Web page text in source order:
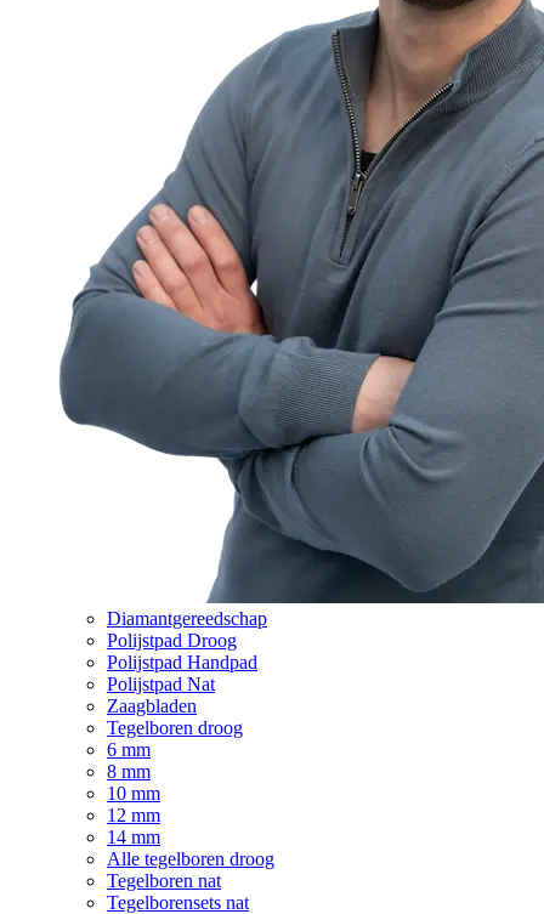
Diamantgereedschap
Polijstpad Droog
Polijstpad Handpad
Polijstpad Nat
Zaagbladen
Tegelboren droog
6 mm
8 mm
10 mm
12 mm
14 mm
Alle tegelboren droog
Tegelboren nat
Tegelborensets nat